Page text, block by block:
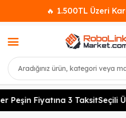
🔥 1.500TL Üzeri
Ara
Peşin Fiyatına 3 TaksitSeçili